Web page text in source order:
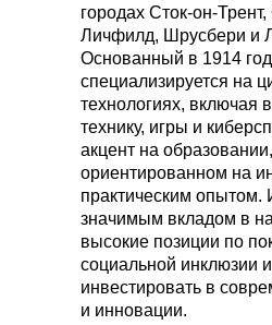
городах Сток-он-
Личфилд, Шрусбери и
Основанный в 1914
специализируется на
технологиях, включая
технику, игры и
акцент на образовании,
ориентированном на
практическим опытом.
значимым вкладом в
высокие позиции по
социальной инклюзии
инвестировать в
и инновации.